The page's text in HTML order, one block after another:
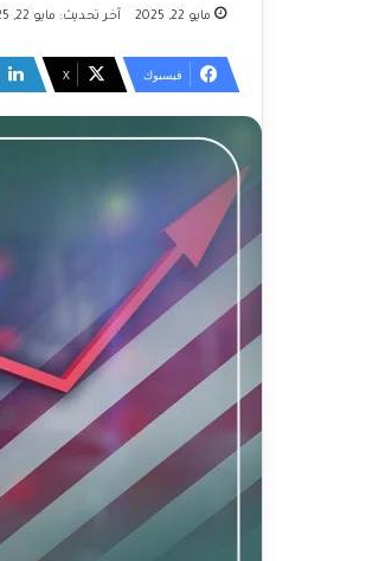
مايو 22, 2025 آخر تحديث: مايو 22, 2025
فيسبوك ‫X